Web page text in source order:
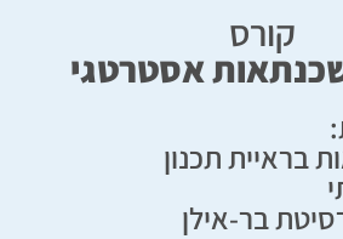
קורס
אסטרטגי
בראיית תכנון
בר-אילן